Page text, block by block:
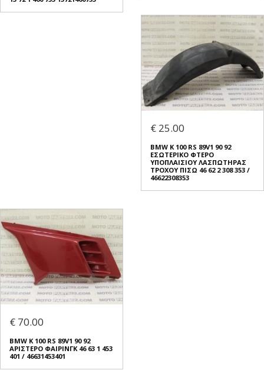
€ 25.00
BMW K 100 RS 89V1 90 92
ΕΣΩΤΕΡΙΚΟ ΦΤΕΡΟ
ΥΠΟΠΛΑΙΣΙΟΥ ΛΑΣΠΩΤΗΡΑΣ
ΤΡΟΧΟΥ ΠΙΣΩ 46 62 2 308 353 /
46622308353
€ 70.00
BMW K 100 RS 89V1 90 92
ΑΡΙΣΤΕΡΟ ΦΑΙΡΙΝΓΚ 46 63 1 453
401 / 46631453401